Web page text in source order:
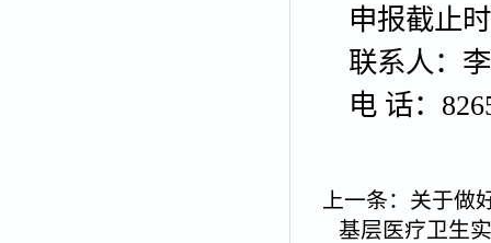
申报截止时
联系人：
电 话：
上一条： 关于做
基层医疗卫生